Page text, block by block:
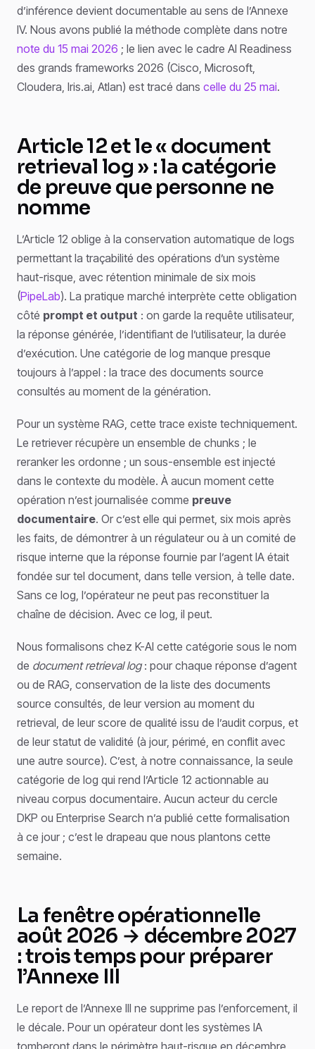
d’inférence devient documentable au sens de l’Annexe
IV. Nous avons publié la méthode complète dans notre
note du 15 mai 2026 ; le lien avec le cadre AI Readiness
des grands frameworks 2026 (Cisco, Microsoft,
Cloudera, Iris.ai, Atlan) est tracé dans celle du 25 mai.
Article 12 et le « document
retrieval log » : la catégorie
de preuve que personne ne
nomme
L’Article 12 oblige à la conservation automatique de logs
permettant la traçabilité des opérations d’un système
haut-risque, avec rétention minimale de six mois
(PipeLab). La pratique marché interprète cette obligation
côté prompt et output : on garde la requête utilisateur,
la réponse générée, l’identifiant de l’utilisateur, la durée
d’exécution. Une catégorie de log manque presque
toujours à l’appel : la trace des documents source
consultés au moment de la génération.
Pour un système RAG, cette trace existe techniquement.
Le retriever récupère un ensemble de chunks ; le
reranker les ordonne ; un sous-ensemble est injecté
dans le contexte du modèle. À aucun moment cette
opération n’est journalisée comme preuve
documentaire. Or c’est elle qui permet, six mois après
les faits, de démontrer à un régulateur ou à un comité de
risque interne que la réponse fournie par l’agent IA était
fondée sur tel document, dans telle version, à telle date.
Sans ce log, l’opérateur ne peut pas reconstituer la
chaîne de décision. Avec ce log, il peut.
Nous formalisons chez K-AI cette catégorie sous le nom
de document retrieval log: pour chaque réponse d’agent
ou de RAG, conservation de la liste des documents
source consultés, de leur version au moment du
retrieval, de leur score de qualité issu de l’audit corpus, et
de leur statut de validité (à jour, périmé, en conflit avec
une autre source). C’est, à notre connaissance, la seule
catégorie de log qui rend l’Article 12 actionnable au
niveau corpus documentaire. Aucun acteur du cercle
DKP ou Enterprise Search n’a publié cette formalisation
à ce jour ; c’est le drapeau que nous plantons cette
semaine.
La fenêtre opérationnelle
août 2026 → décembre 2027
: trois temps pour préparer
l’Annexe III
Le report de l’Annexe III ne supprime pas l’enforcement, il
le décale. Pour un opérateur dont les systèmes IA